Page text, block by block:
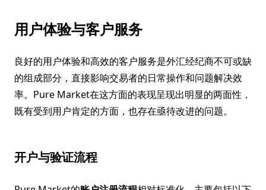
用户体验与客户服务
良好的用户体验和高效的客户服务是外汇经纪商不可或缺
的组成部分，直接影响交易者的日常操作和问题解决效
率。Pure Market在这方面的表现呈现出明显的两面性，
既有受到用户肯定的方面，也存在亟待改进的问题。
开户与验证流程